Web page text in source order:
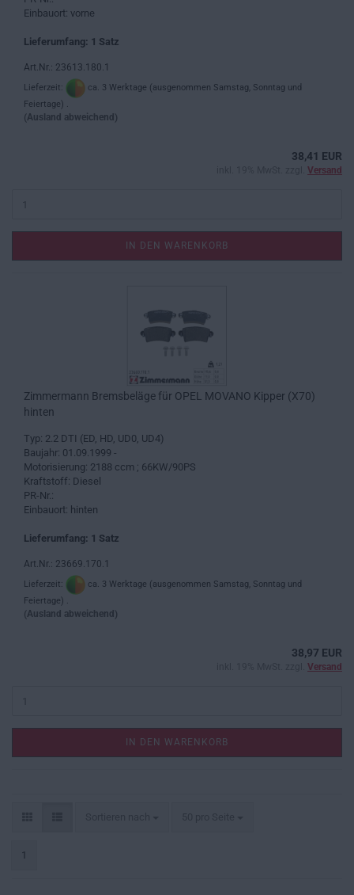
Einbauort: vorne
Lieferumfang: 1 Satz
Art.Nr.: 23613.180.1
Lieferzeit:
ca. 3 Werktage (ausgenommen Samstag, Sonntag und
Feiertage) .
(Ausland abweichend)
38,41 EUR
Versand
IN DEN WARENKORB
Zimmermann Bremsbeläge für OPEL MOVANO Kipper (X70)
hinten
Typ: 2.2 DTI (ED, HD, UD0, UD4)
Baujahr: 01.09.1999 -
Motorisierung: 2188 ccm ; 66KW/90PS
Kraftstoff: Diesel
PR-Nr.:
Einbauort: hinten
Lieferumfang: 1 Satz
Art.Nr.: 23669.170.1
Lieferzeit:
ca. 3 Werktage (ausgenommen Samstag, Sonntag und
Feiertage) .
(Ausland abweichend)
38,97 EUR
Versand
IN DEN WARENKORB
1